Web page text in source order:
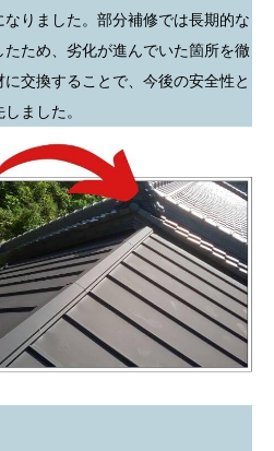
りました。部分補修では長期的な
ため、劣化が進んでいた箇所を徹
交換することで、今後の安全性と
ました。